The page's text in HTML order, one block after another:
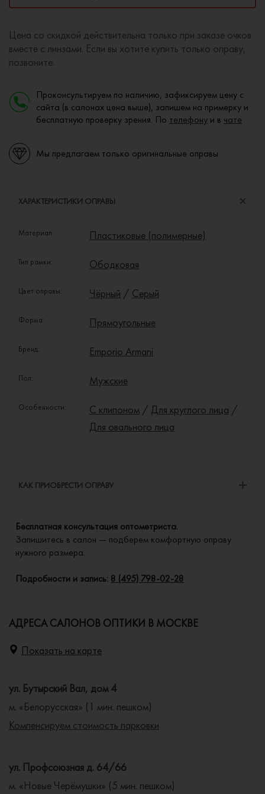
Цена со скидкой действительна только при заказе очков
вместе с линзами. Если вы хотите купить только оправу,
позвоните.
Проконсультируем по наличию, зафиксируем цену с
сайта (в салонах цена выше), запишем на примерку и
бесплатную проверку зрения. По телефону и в чате
Мы предлагаем только оригинальные оправы
ХАРАКТЕРИСТИКИ ОПРАВЫ
Материал: Пластиковые (полимерные)
Тип рамки: Ободковая
Цвет оправы: Чёрный / Серый
Форма: Прямоугольные
Бренд: Emporio Armani
Пол: Мужские
Особенности: С клипоном / Для круглого лица /
Для овального лица
КАК ПРИОБРЕСТИ ОПРАВУ
Бесплатная консультация оптометриста.
Запишитесь в салон — подберем комфортную оправу
нужного размера.
Подробности и запись: 8 (495) 798-02-28
АДРЕСА САЛОНОВ ОПТИКИ В МОСКВЕ
Показать на карте
ул. Бутырский Вал, дом 4
м. «Белорусская» (1 мин. пешком)
Компенсируем стоимость парковки
ул. Профсоюзная д. 64/66
м. «Новые Черёмушки» (5 мин. пешком)